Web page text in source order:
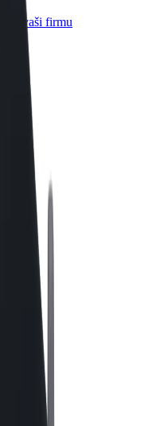
vaši firmu